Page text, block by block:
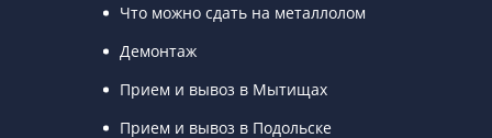
Что можно сдать на металлолом
Демонтаж
Прием и вывоз в Мытищах
Прием и вывоз в Подольске